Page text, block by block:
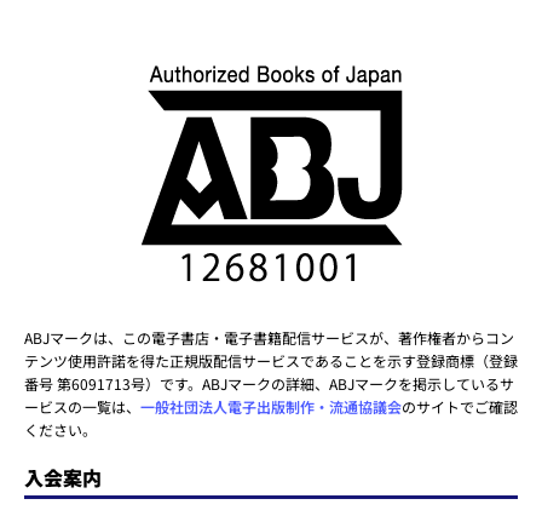
ABJマークは、この電子書店・電子書籍配信サービスが、著作権者からコン
テンツ使用許諾を得た正規版配信サービスであることを示す登録商標（登録
番号 第6091713号）です。ABJマークの詳細、ABJマークを掲示しているサ
ービスの一覧は、 一般社団法人電子出版制作・流通協議会のサイトでご確認
ください。
入会案内